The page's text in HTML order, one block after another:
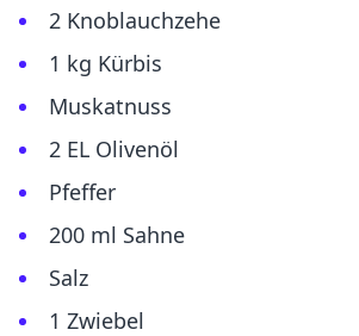
2 Knoblauchzehe
1 kg Kürbis
Muskatnuss
2 EL Olivenöl
Pfeffer
200 ml Sahne
Salz
1 Zwiebel